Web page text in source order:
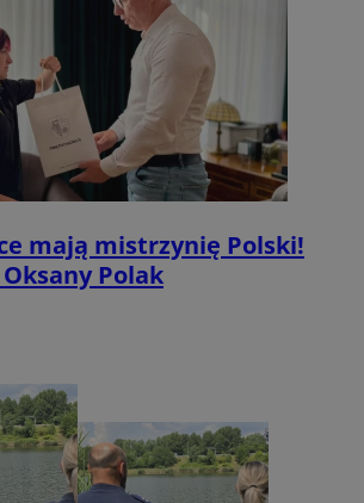
mają mistrzynię Polski!
Polak